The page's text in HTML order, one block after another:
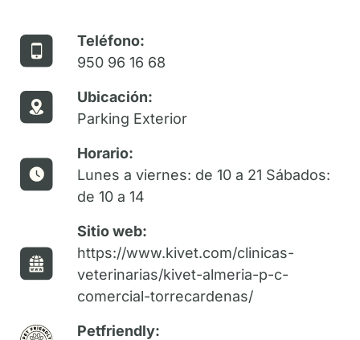
Teléfono:
950 96 16 68
Ubicación:
Parking Exterior
Horario:
Lunes a viernes: de 10 a 21 Sábados:
de 10 a 14
Sitio web:
https://www.kivet.com/clinicas-
veterinarias/kivet-almeria-p-c-
comercial-torrecardenas/
Petfriendly: